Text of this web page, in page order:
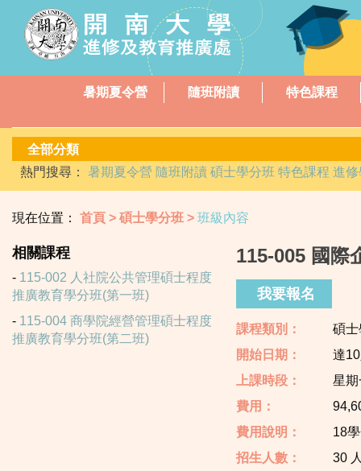
暑期夏令營 隨班附讀 特色課程
熱門搜尋： 暑期夏令營 隨班附讀 碩士學分班 特色課程 進
現在位置： 首頁 碩士學分班 班級內容
相關課程
115-002 人社院公共管理碩士程度
推廣教育學分班(第一班)
115-004 商學院經營管理碩士程度
推廣教育學分班(第二班)
115-005 國際
我要報名
課程類別：
碩士
開始日期：
達
上課時段：
星期
費用：
費用說明：
18
招生人數：
30